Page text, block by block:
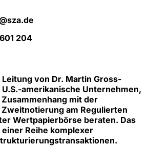
von Dr. Martin Gross-
amerikanische Unternehmen,
mit der
am Regulierten
Wertpapierbörse beraten. Das
Reihe komplexer
204